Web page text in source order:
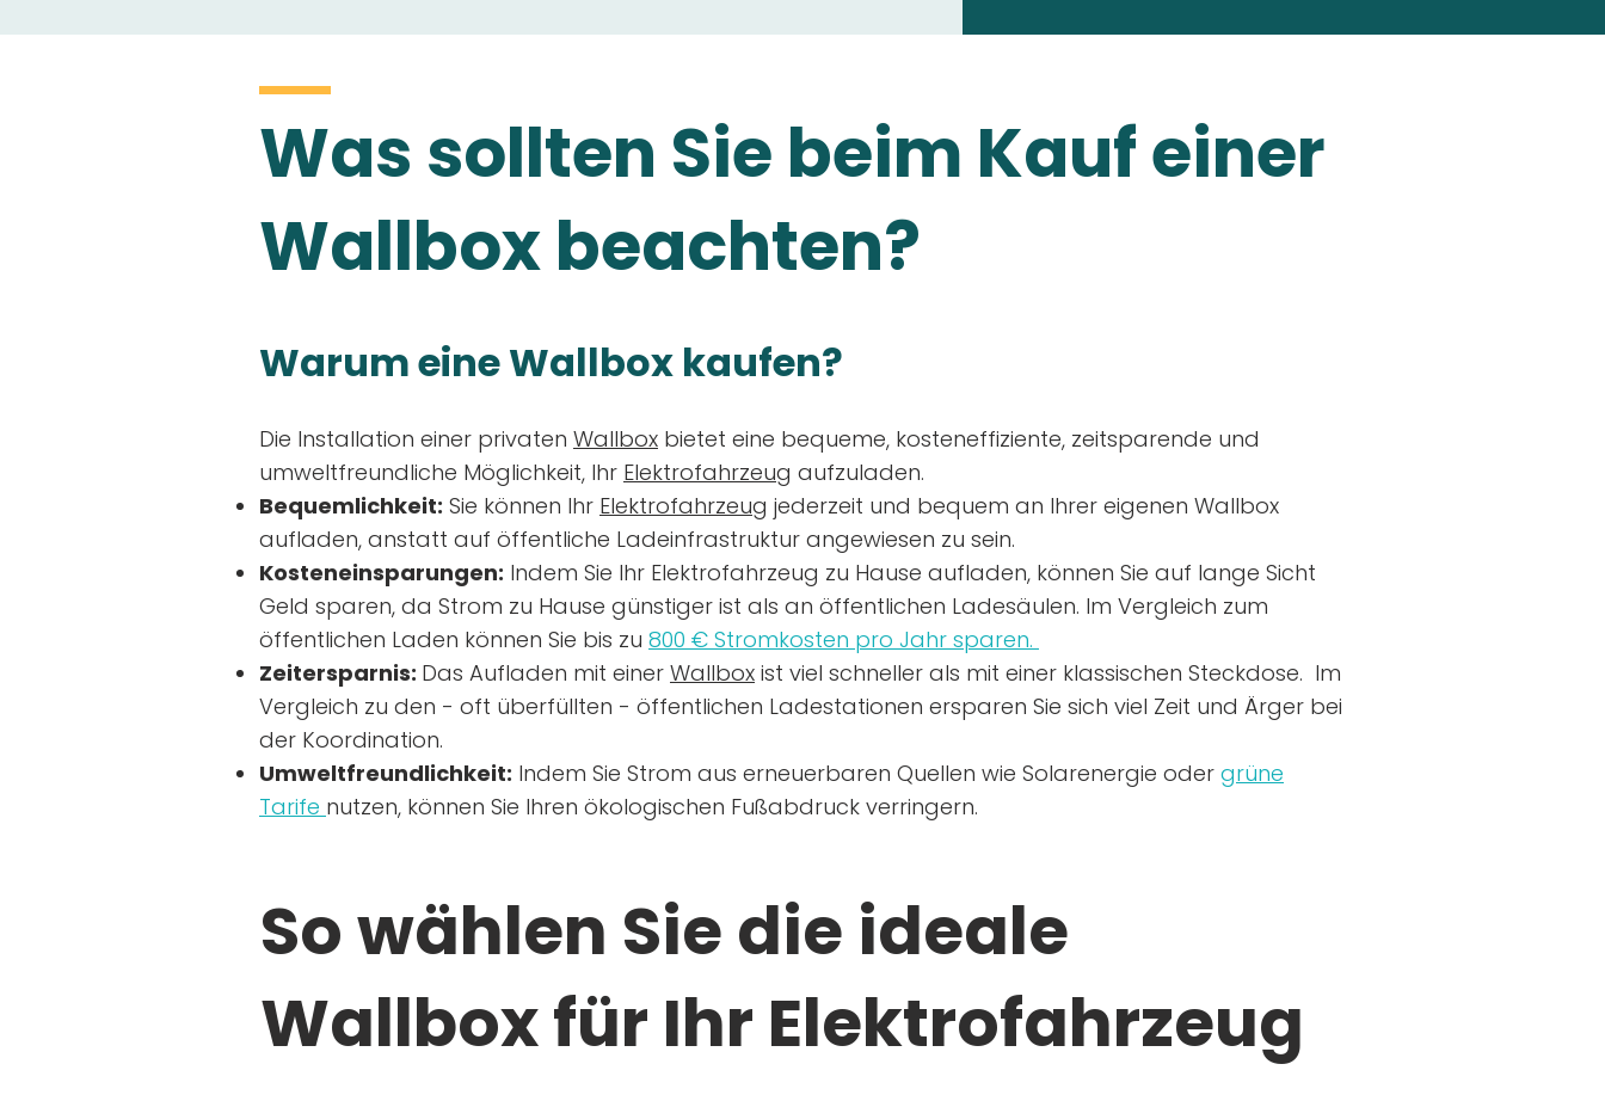
Was sollten Sie beim Kauf einer
Wallbox beachten?
Warum eine Wallbox kaufen?
Die Installation einer privaten Wallbox bietet eine bequeme, kosteneffiziente, zeitsparende und
umweltfreundliche Möglichkeit, Ihr Elektrofahrzeug aufzuladen.
Bequemlichkeit: Sie können Ihr Elektrofahrzeug jederzeit und bequem an Ihrer eigenen Wallbox
aufladen, anstatt auf öffentliche Ladeinfrastruktur angewiesen zu sein.
Kosteneinsparungen: Indem Sie Ihr Elektrofahrzeug zu Hause aufladen, können Sie auf lange Sicht
Geld sparen, da Strom zu Hause günstiger ist als an öffentlichen Ladesäulen. Im Vergleich zum
öffentlichen Laden können Sie bis zu 800 € Stromkosten pro Jahr sparen.
Zeitersparnis: Das Aufladen mit einer Wallbox ist viel schneller als mit einer klassischen Steckdose. Im
Vergleich zu den - oft überfüllten - öffentlichen Ladestationen ersparen Sie sich viel Zeit und Ärger bei
der Koordination.
Umweltfreundlichkeit: Indem Sie Strom aus erneuerbaren Quellen wie Solarenergie oder grüne
Tarife nutzen, können Sie Ihren ökologischen Fußabdruck verringern.
So wählen Sie die ideale
Wallbox für Ihr Elektrofahrzeug